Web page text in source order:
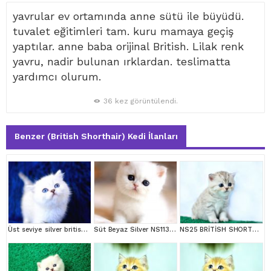
yavrular ev ortamında anne sütü ile büyüdü.
tuvalet eğitimleri tam. kuru mamaya geçiş
yaptılar. anne baba orijinal British. Lilak renk
yavru, nadir bulunan ırklardan. teslimatta
yardımcı olurum.
36 kez görüntülendi.
Benzer (British Shorthair) Kedi İlanları
Üst seviye silver british shorthair yavrumuz ns1133 Süt Beyaz Silver NS1133 British Shorthair NS25 BRİTİSH SHORTHAİR